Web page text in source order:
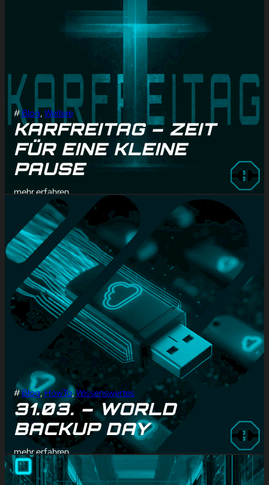
#Blog, Weitere
KARFREITAG – ZEIT
FÜR EINE KLEINE
PAUSE
mehr erfahren
#Blog, HowTo, Wissenswertes
31.03. – WORLD
BACKUP DAY
mehr erfahren